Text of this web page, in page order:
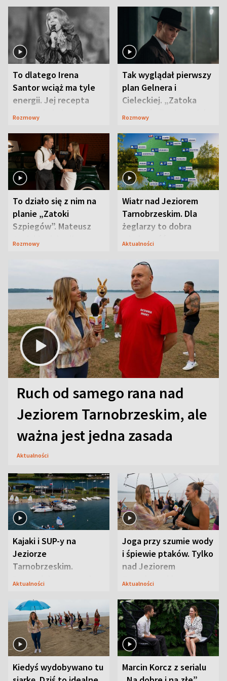
To dlatego Irena
Santor wciąż ma tyle
energii. Jej recepta
jest zaskakująco
Rozmowy
Tak wyglądał pierwszy
plan Gelnera i
Cieleckiej. „Zatoka
szpiegów” od razu ich
Rozmowy
To działo się z nim na
planie „Zatoki
Szpiegów”. Mateusz
Janicki odsłonił
Rozmowy
Wiatr nad Jeziorem
Tarnobrzeskim. Dla
żeglarzy to dobra
wiadomość
Aktualności
Ruch od samego rana nad
Jeziorem Tarnobrzeskim, ale
ważna jest jedna zasada
Aktualności
Kajaki i SUP-y na
Jeziorze
Tarnobrzeskim.
Przyrodnicy zwracają
Aktualności
Joga przy szumie wody
i śpiewie ptaków. Tylko
nad Jeziorem
Tarnobrzeskim
Aktualności
Kiedyś wydobywano tu
Marcin Korcz z serialu